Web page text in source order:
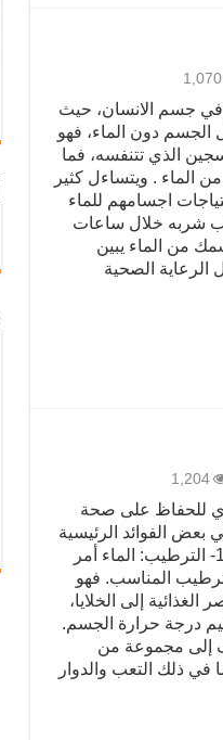
1,070
في جسم الانسان، حيث
الجسم دون الماء، فهو
الذي تتنفسه، فما
الماء . ويتساءل كثير
اجسامهم للماء
شربه خلال ساعات
من الماء يبين
الصحية
1,204
للحفاظ على صحة
بعض الفوائد الرئيسية
لشرب الماء للجسم: 1- الترطيب: الماء أمر
المناسب. فهو
إلى الخلايا،
درجة حرارة الجسم.
إلى مجموعة من
في ذلك التعب والدوار